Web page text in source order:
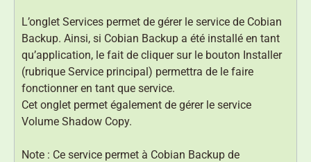
L’onglet Services permet de gérer le service de Cobian
Backup. Ainsi, si Cobian Backup a été installé en tant
qu’application, le fait de cliquer sur le bouton Installer
(rubrique Service principal) permettra de le faire
fonctionner en tant que service.
Cet onglet permet également de gérer le service
Volume Shadow Copy.
Note : Ce service permet à Cobian Backup de